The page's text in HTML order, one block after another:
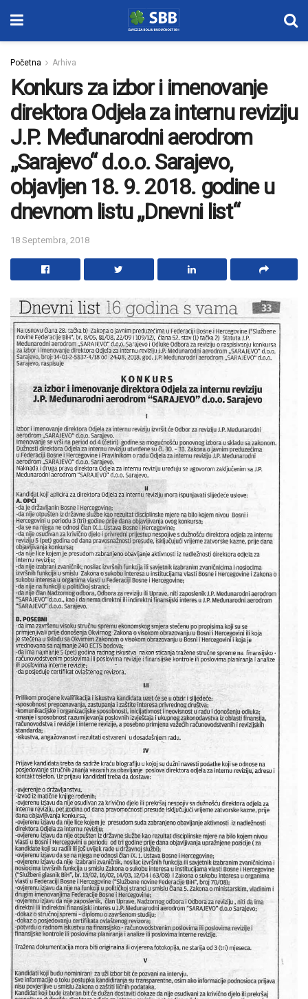
Početna Arhiva
Konkurs za izbor i imenovanje
direktora Odjela za internu reviziju
J.P. Međunarodni aerodrom
„Sarajevo“ d.o.o. Sarajevo,
objavljen 18. 9. 2018. godine u
dnevnom listu „Dnevni list“
18 Septembra, 2018